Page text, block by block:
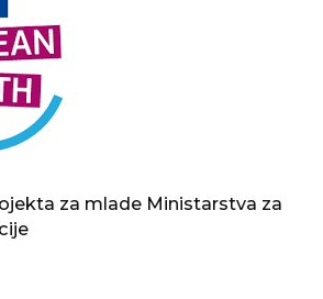
za mlade Ministarstva za